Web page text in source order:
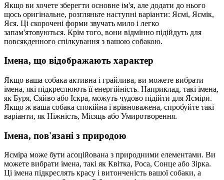
Якщо ви хочете зберегти основне ім'я, але додати до нього
щось оригінальне, розгляньте наступні варіанти: Ясмі, Ясмік,
Яся. Ці скорочені форми звучать мило і легко
запам'ятовуються. Крім того, вони відмінно підійдуть для
повсякденного спілкування з вашою собакою.
Імена, що відображають характер
Якщо ваша собака активна і грайлива, ви можете вибрати
імена, які підкреслюють її енергійність. Наприклад, такі імена,
як Буря, Сяйво або Іскра, можуть чудово підійти для Ясміри.
Якщо ж ваша собака спокійна і врівноважена, спробуйте такі
варіанти, як Ніжність, Місяць або Умиротворення.
Імена, пов'язані з природою
Ясміра може бути асоційована з природними елементами. Ви
можете вибрати імена, такі як Квітка, Роса, Сонце або Зірка.
Ці імена підкреслять красу і витонченість вашої собаки, а